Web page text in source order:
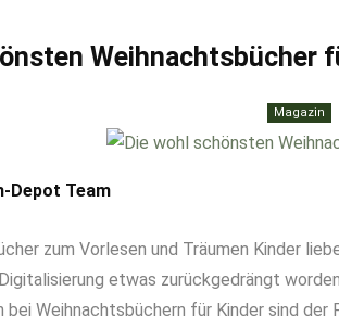
Weihnachtsbücher
Magazin
Depot Team
zum Vorlesen und Träumen Kinder
etwas zurückgedrängt
Weihnachtsbüchern für Kinder sind der